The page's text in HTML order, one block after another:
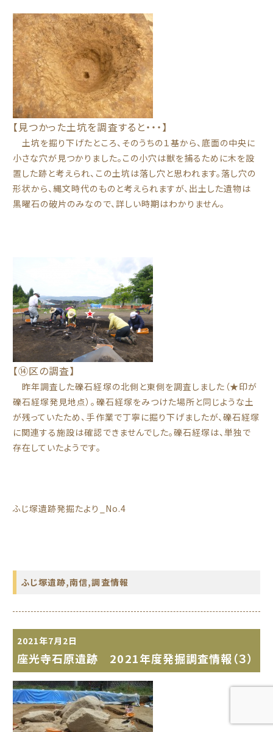
【見つかった土坑を調査すると・・・】
土坑を掘り下げたところ、そのうちの１基から、底面の中央に
小さな穴が見つかりました。この小穴は獣を捕るために木を設
置した跡と考えられ、この土坑は落し穴と思われます。落し穴の
形状から、縄文時代のものと考えられますが、出土した遺物は
黒曜石の破片のみなので、詳しい時期はわかりません。
【⑭区の調査】
昨年調査した礫石経塚の北側と東側を調査しました（★印が
礫石経塚発見地点）。礫石経塚をみつけた場所と同じような土
が残っていたため、手作業で丁寧に掘り下げましたが、礫石経塚
に関連する施設は確認できませんでした。礫石経塚は、単独で
存在していたようです。
ふじ塚遺跡発掘たより_No.4
ふじ塚遺跡,南信,調査情報
2021年7月2日
座光寺石原遺跡 2021年度発掘調査情報（３）